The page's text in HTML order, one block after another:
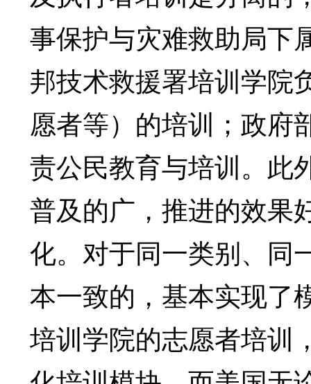
事保护与灾难救助局下
邦技术救援署培训学院
愿者等）的培训；政府
责公民教育与培训。此
普及的广，推进的效果
化。对于同一类别、同
本一致的，基本实现了
培训学院的志愿者培训